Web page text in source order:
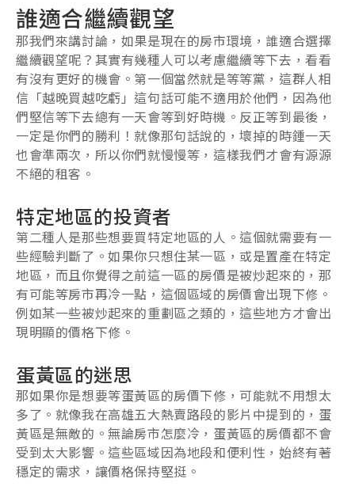
誰適合繼續觀望
那我們來講討論，如果是現在的房市環境，誰適合選擇
繼續觀望呢？其實有幾種人可以考慮繼續等下去，看看
有沒有更好的機會。第一個當然就是等等黨，這群人相
信「越晚買越吃虧」這句話可能不適用於他們，因為他
們堅信等下去總有一天會等到好時機。反正等到最後，
一定是你們的勝利！就像那句話說的，壞掉的時鍾一天
也會準兩次，所以你們就慢慢等，這樣我們才會有源源
不絕的租客。
特定地區的投資者
第二種人是那些想要買特定地區的人。這個就需要有一
些經驗判斷了。如果你只想住某一區，或是置產在特定
地區，而且你覺得之前這一區的房價是被炒起來的，那
有可能等房市再冷一點，這個區域的房價會出現下修。
例如某一些被炒起來的重劃區之類的，這些地方才會出
現明顯的價格下修。
蛋黃區的迷思
那如果你是想要等蛋黃區的房價下修，可能就不用想太
多了。就像我在高雄五大熱賣路段的影片中提到的，蛋
黃區是無敵的。無論房市怎麼冷，蛋黃區的房價都不會
受到太大影響。這些區域因為地段和便利性，始終有著
穩定的需求，讓價格保持堅挺。